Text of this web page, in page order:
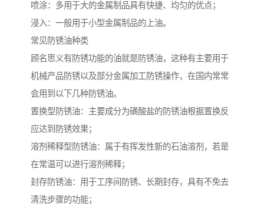
喷涂：多用于大的金属制品具有快捷、均匀的优点；
浸入：一般用于小型金属制品的上油。
常见防锈油种类
顾名思义有防锈功能的油就是防锈油，这种有主要用于
机械产品防锈以及部分金属加工防锈操作，在国内常常
会用到以下几种防锈油。
置换型防锈油：主要成分为磺酸盐的防锈油根据置换反
应达到防锈效果；
溶剂稀释型防锈油：属于有挥发性新的石油溶剂，若是
在常温可以进行溶剂稀释；
封存防锈油：用于工序间防锈、长期封存，具有不免去
清洗步骤的功能；